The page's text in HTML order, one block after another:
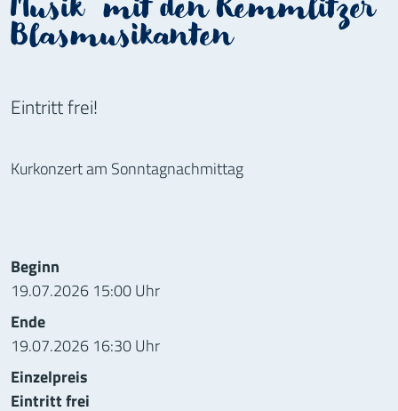
Musik“ mit den Kemmlitzer
Blasmusikanten
Eintritt frei!
Kurkonzert am Sonntagnachmittag
Informationen zur Veranstaltung
Beginn
19.07.2026 15:00 Uhr
Ende
19.07.2026 16:30 Uhr
Einzelpreis
Eintritt frei